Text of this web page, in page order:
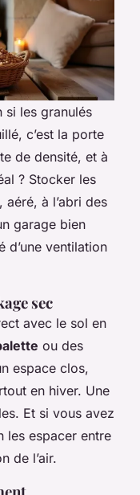
si les granulés
c’est la porte
de densité, et à
? Stocker les
à l’abri des
garage bien
d’une ventilation
sec
avec le sol en
ou des
espace clos,
en hiver. Une
Et si vous avez
les espacer entre
de l’air.